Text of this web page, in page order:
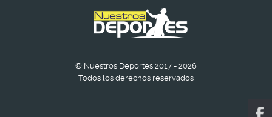
© Nuestros Deportes 2017 - 2026
Todos los derechos reservados